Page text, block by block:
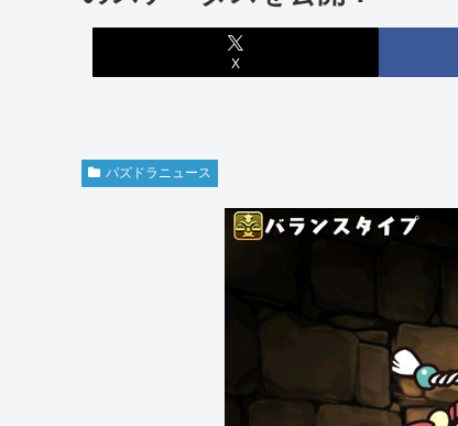
X
パズドラニュース